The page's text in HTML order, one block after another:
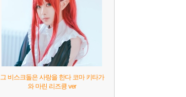
그 비스크돌은 사랑을 한다 코마 키타가
와 마린 리즈큥 ver